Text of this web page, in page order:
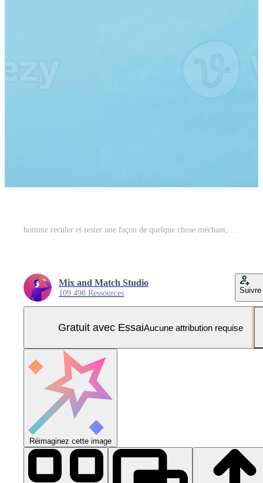
homme reculer et rester une façon de quelque chose méchant, à la recherche de côté et étendue en dehors mains à rejeter mal accord, permanent sur bleu Contexte Photo Pro
Mix and Match Studio
109 498 Ressources Suivre
Gratuit avec EssaiAucune attribution requise
Réimaginez cette image